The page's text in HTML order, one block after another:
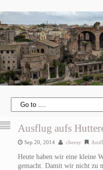
Ausflug aufs
Sep 20, 2014 cheesy
Heute haben wir eine kleine
gemacht. Damit wir nicht zu